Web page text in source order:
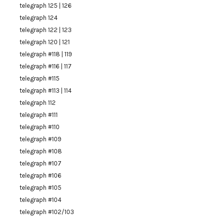
telegraph 125 | 126
telegraph 124
telegraph 122 | 123
telegraph 120 | 121
telegraph #118 | 119
telegraph #116 | 117
telegraph #115
telegraph #113 | 114
telegraph 112
telegraph #111
telegraph #110
telegraph #109
telegraph #108
telegraph #107
telegraph #106
telegraph #105
telegraph #104
telegraph #102/103